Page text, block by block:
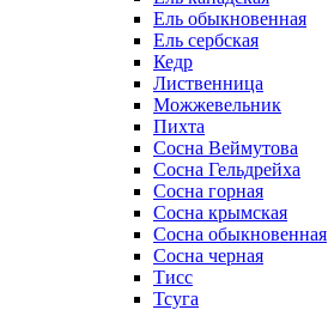
Ель обыкновенная
Ель сербская
Кедр
Лиственница
Можжевельник
Пихта
Сосна Веймутова
Сосна Гельдрейха
Сосна горная
Сосна крымская
Сосна обыкновенная
Сосна черная
Тисс
Тсуга